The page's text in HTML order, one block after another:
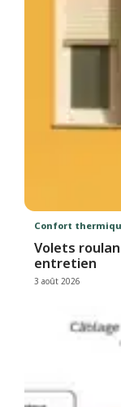
Confort
Volets
entretien
3 août 2026